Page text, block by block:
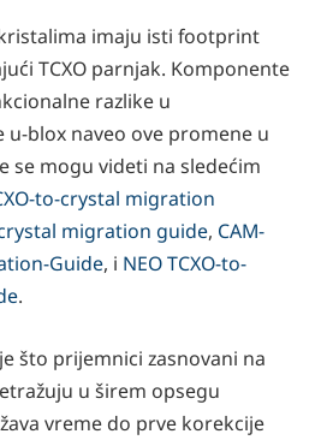
imaju isti footprint
TCXO parnjak. Komponente
razlike u
u-blox naveo ove promene u
se mogu videti na sledećim
to-crystal migration
crystal migration guide, CAM-
Guide, i NEO TCXO-to-
.
što prijemnici zasnovani na
u širem opsegu
vreme do prve korekcije